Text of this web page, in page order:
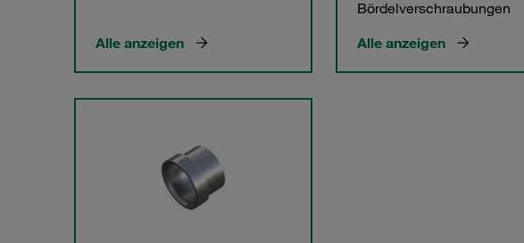
Alle anzeigen
Bördelverschraubungen
Alle anzeigen